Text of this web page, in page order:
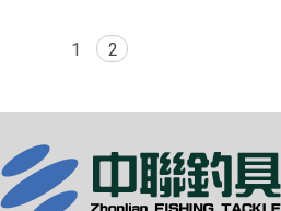
1 2